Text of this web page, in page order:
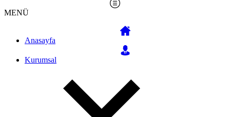
MENÜ
Anasayfa
Kurumsal